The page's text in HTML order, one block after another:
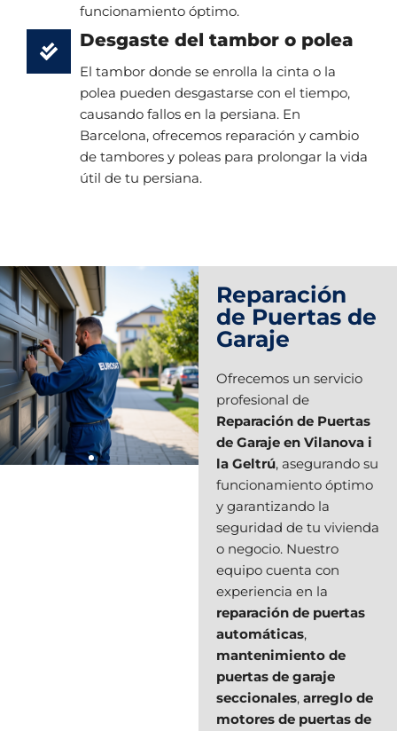
funcionamiento óptimo.
Desgaste del tambor o polea
El tambor donde se enrolla la cinta o la
polea pueden desgastarse con el tiempo,
causando fallos en la persiana. En
Barcelona, ofrecemos reparación y cambio
de tambores y poleas para prolongar la vida
útil de tu persiana.
Reparación
de Puertas de
Garaje
Ofrecemos un servicio
profesional de
Reparación de Puertas
de Garaje en Vilanova i
la Geltrú, asegurando su
funcionamiento óptimo
y garantizando la
seguridad de tu vivienda
o negocio. Nuestro
equipo cuenta con
experiencia en la
reparación de puertas
automáticas,
mantenimiento de
puertas de garaje
seccionales, arreglo de
motores de puertas de